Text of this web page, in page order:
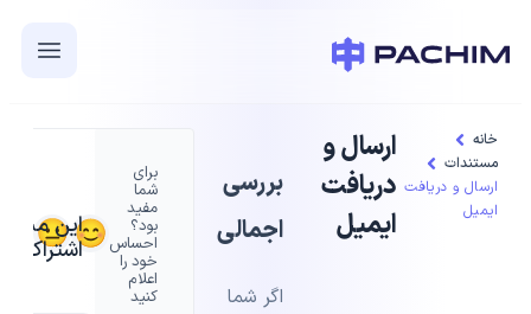
خانه
مستندات
ارسال و دریافت
ایمیل
ارسال و
دریافت
ایمیل
بررسی
اجمالی
اگر شما
برای
شما
مفید
بود؟
احساس
خود را
اعلام
کنید
این
اشتراک